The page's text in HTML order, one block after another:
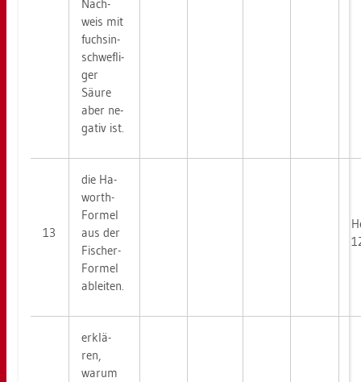
Nach­
weis mit
fuchs­in­
schwef­li­
ger
Säure
aber ne­
ga­tiv ist.
13
die Ha­
worth-
For­mel
aus der
Fi­scher-
For­mel
ab­lei­ten.
er­klä­
ren,
warum